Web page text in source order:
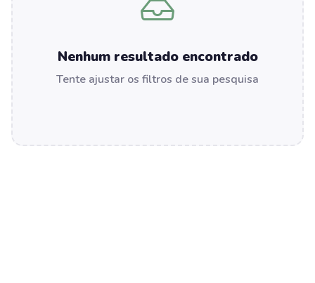
Nenhum resultado encontrado
Tente ajustar os filtros de sua pesquisa